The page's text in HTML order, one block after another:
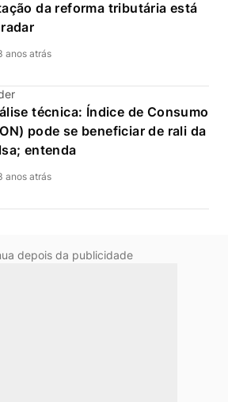
da reforma tributária está
anos atrás
técnica: Índice de Consumo
pode se beneficiar de rali da
entenda
anos atrás
depois da publicidade